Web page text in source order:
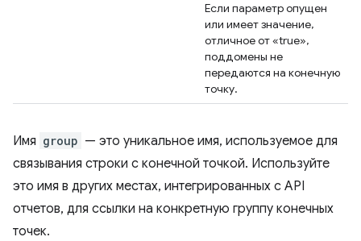
Если параметр опущен
или имеет значение,
отличное от «true»,
поддомены не
передаются на конечную
точку.
Имя group — это уникальное имя, используемое для
связывания строки с конечной точкой. Используйте
это имя в других местах, интегрированных с API
отчетов, для ссылки на конкретную группу конечных
точек.